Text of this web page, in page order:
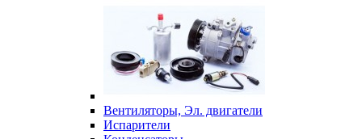
Вентиляторы, Эл. двигатели
Испарители